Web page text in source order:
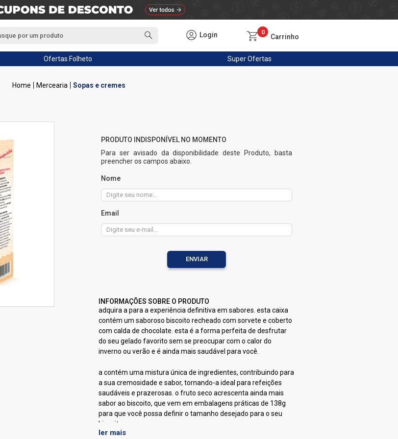
Login 0
Carrinho
Ofertas Folheto SuperOfertas
Mercearia Sopas e cremes
Para ser avisado da disponibilidade deste Produto, basta
preencher os campos abaixo.
INFORMAÇÕES SOBRE O PRODUTO
adquira a para a experiência definitiva em sabores. esta caixa
contém um saboroso biscoito recheado com sorvete e coberto
com calda de chocolate. esta é a forma perfeita de desfrutar
do seu gelado favorito sem se preocupar com o calor do
inverno ou verão e é ainda mais saudável para você.
a contém uma mistura única de ingredientes, contribuindo para
a sua cremosidade e sabor, tornando-a ideal para refeições
saudáveis e prazerosas. o fruto seco acrescenta ainda mais
sabor ao biscoito, que vem em embalagens práticas de 138g
para que você possa definir o tamanho desejado para o seu
biscoito.
ler mais